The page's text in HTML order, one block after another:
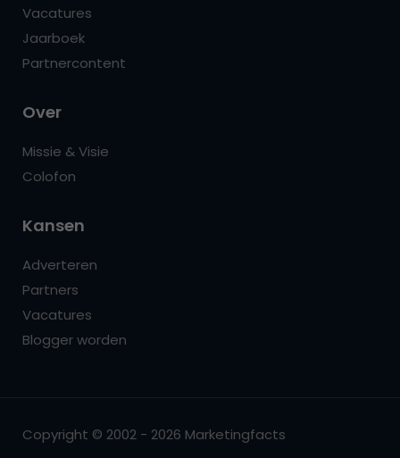
Vacatures
Jaarboek
Partnercontent
Over
Missie & Visie
Colofon
Kansen
Adverteren
Partners
Vacatures
Blogger worden
Copyright © 2002 - 2026 Marketingfacts